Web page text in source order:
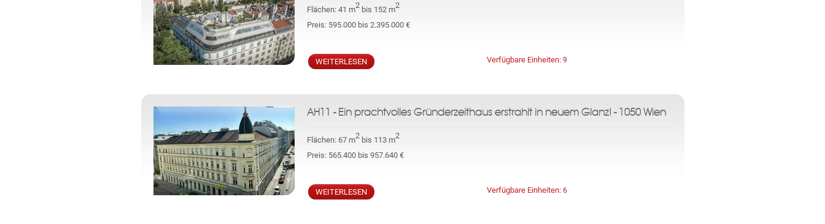
Flächen: 41 m2bis 152 m2
Preis: 595.000 bis 2.395.000 €
WEITERLESEN Verfügbare Einheiten: 9
AH11 - Ein prachtvolles Gründerzeithaus erstrahlt in neuem Glanz! - 1050 Wien
Flächen: 67 m2bis 113 m2
Preis: 565.400 bis 957.640 €
WEITERLESEN Verfügbare Einheiten: 6